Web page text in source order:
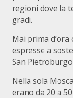
regioni dove la
gradi.
Mai prima
espresse a
San Pietroburgo.
Nella sola
erano da 20 a